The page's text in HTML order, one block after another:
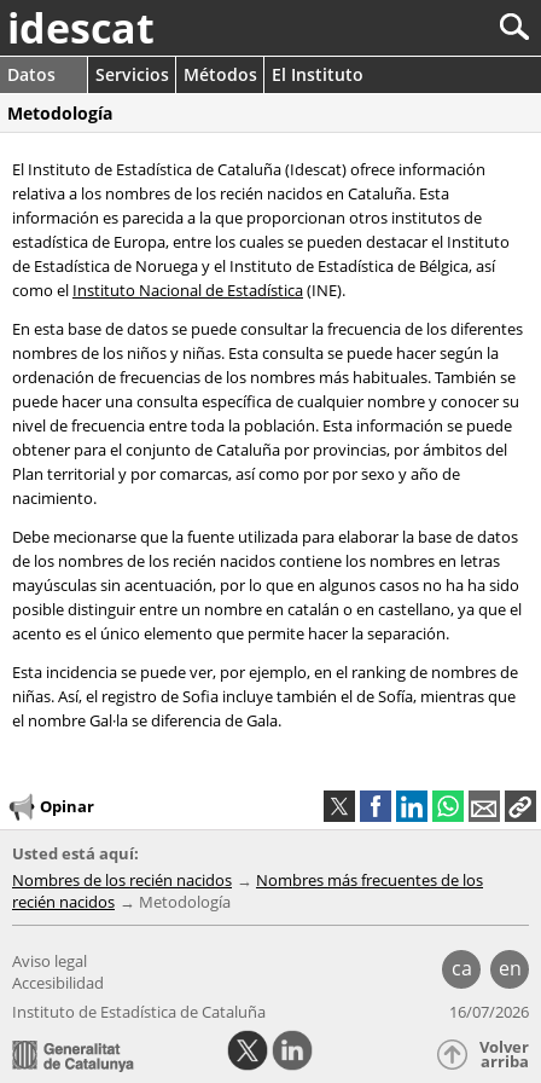
idescat
Datos Servicios Métodos
El Instituto
Metodología
El Instituto de Estadística de Cataluña (Idescat) ofrece información
relativa a los nombres de los recién nacidos en Cataluña. Esta
información es parecida a la que proporcionan otros institutos de
estadística de Europa, entre los cuales se pueden destacar el Instituto
de Estadística de Noruega y el Instituto de Estadística de Bélgica, así
como el Instituto Nacional de Estadística(INE).
En esta base de datos se puede consultar la frecuencia de los diferentes
nombres de los niños y niñas. Esta consulta se puede hacer según la
ordenación de frecuencias de los nombres más habituales. También se
puede hacer una consulta específica de cualquier nombre y conocer su
nivel de frecuencia entre toda la población. Esta información se puede
obtener para el conjunto de Cataluña por provincias, por ámbitos del
Plan territorial y por comarcas, así como por por sexo y año de
nacimiento.
Debe mecionarse que la fuente utilizada para elaborar la base de datos
de los nombres de los recién nacidos contiene los nombres en letras
mayúsculas sin acentuación, por lo que en algunos casos no ha ha sido
posible distinguir entre un nombre en catalán o en castellano, ya que el
acento es el único elemento que permite hacer la separación.
Esta incidencia se puede ver, por ejemplo, en el ranking de nombres de
niñas. Así, el registro de Sofia incluye también el de Sofía, mientras que
el nombre Gal·la se diferencia de Gala.
Opinar
Usted está aquí:
Nombres de los recién nacidos
Nombres más frecuentes de los
recién nacidos
Metodología
ca en
Aviso legal
Accesibilidad
Instituto de Estadística de Cataluña
16/07/2026
Volver
arriba